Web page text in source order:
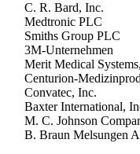
C. R. Bard, Inc.
Medtronic PLC
Smiths Group PLC
3M-Unternehmen
Merit Medical
Centurion-
Convatec, Inc.
Baxter International,
M. C. Johnson
B. Braun Melsungen